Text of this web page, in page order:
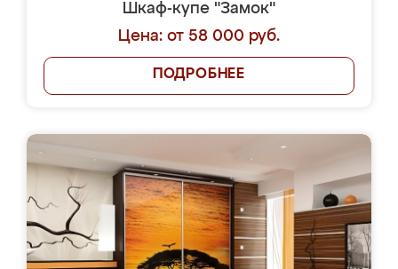
Шкаф-купе "Замок"
Цена: от 58 000 руб.
ПОДРОБНЕЕ